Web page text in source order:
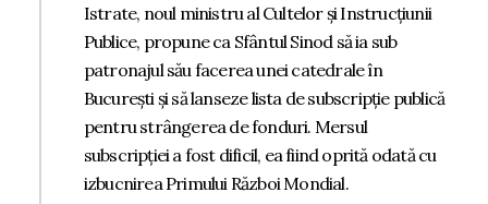
Istrate, noul ministru al Cultelor și Instrucțiunii
Publice, propune ca Sfântul Sinod să ia sub
patronajul său facerea unei catedrale în
București și să lanseze lista de subscripție publică
pentru strângerea de fonduri. Mersul
subscripției a fost dificil, ea fiind oprită odată cu
izbucnirea Primului Război Mondial.